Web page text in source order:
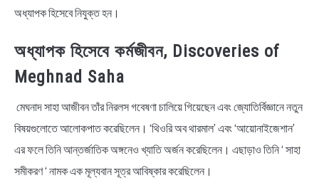
অধ্যাপক হিসেবে নিযুক্ত হন।
অধ্যাপক হিসেবে কর্মজীবন, Discoveries of
Meghnad Saha
মেঘনাদ সাহা আজীবন তাঁর নিরলস গবেষণা চালিয়ে গিয়েছেন এবং জ্যোতির্বিজ্ঞানে নতুন
বিষয়গুলোতে আলােকপাত করেছিলেন। ‘থিওরি অব থারমাল’ এবং ‘আয়ােনাইজেশান’
এর ফলে তিনি আন্তর্জাতিক অঙ্গনেও খ্যাতি অর্জন করেছিলেন। এছাড়াও তিনি ‘ সাহা
সমীকরণ ‘ নামক এক মূল্যবান সূত্র আবিষ্কার করেছিলেন।